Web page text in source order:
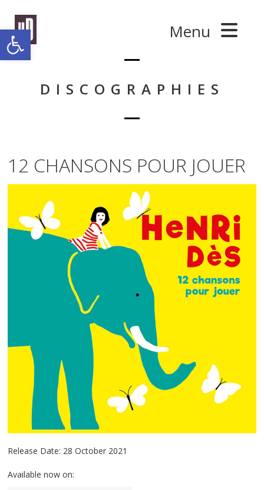
Ouvrir la barre d’outils
Menu
DISCOGRAPHIES
12 CHANSONS POUR JOUER
Release Date: 28 October 2021
Available now on: